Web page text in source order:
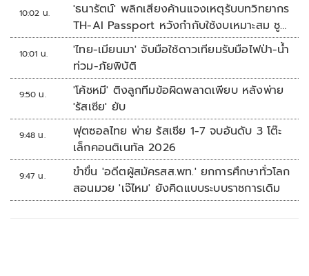
10:02 น.
'ธนารัตน์' พลิกเสียงค้านแจงเหตุรับบทวิทยากร
TH-AI Passport หวังกำกับใช้งบเหมาะสม ชู
จุดเด่นคนไทยได้ใช้ AI ระดับโปร ลดเหลื่อมล้ำ
ทางเทคโนโลยี เซฟงบไปกว่า900ล้าน เชื่อหาก
ใช้เต็มที่เอกชนขาดทุนย่อยยับ
10:01 น.
'ไทย-เมียนมา' จับมือใช้ดาวเทียมรับมือไฟป่า-น้ำ
ท่วม-ภัยพิบัติ
9:50 น.
'โค้ชหมี' ติงลูกทีมข้อผิดพลาดเพียบ หลังพ่าย
'รัสเซีย' ยับ
9:48 น.
ฟุตซอลไทย พ่าย รัสเซีย 1-7 จบอันดับ 3 โต๊ะ
เล็กคอนติเนทัล 2026
9:47 น.
ขำขื่น 'อดีตผู้สมัครสส.พท.' ยกการศึกษาทั่วโลก
สอนมวย 'เจ๊ไหม' ยังคิดแบบระบบราชการเดิม